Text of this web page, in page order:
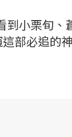
小栗旬、
部必追的